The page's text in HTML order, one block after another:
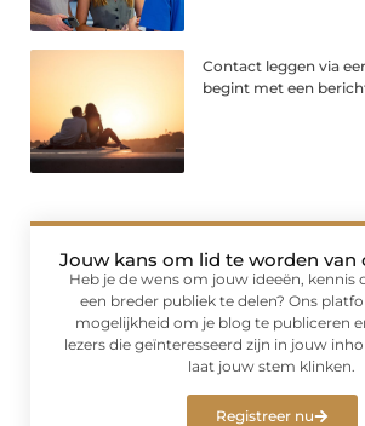
Contact leggen via
begint met een
Jouw kans om lid te worden van
Heb je de wens om jouw ideeën, kennis
een breder publiek te delen? Ons
mogelijkheid om je blog te publiceren
lezers die geïnteresseerd zijn in jouw
laat jouw stem klinken.
Registreer nu